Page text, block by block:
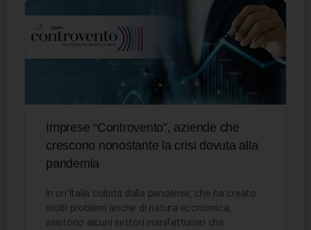
Imprese “Controvento”, aziende che
crescono nonostante la crisi dovuta alla
pandemia
In un’Italia colpita dalla pandemia, che ha creato
molti problemi anche di natura economica,
esistono alcuni settori manifatturieri che